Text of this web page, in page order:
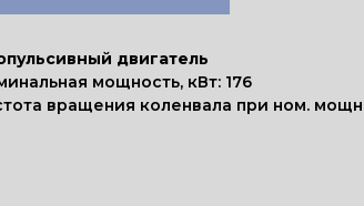
двигатель
мощность, кВт: 176
вращения коленвала при ном.